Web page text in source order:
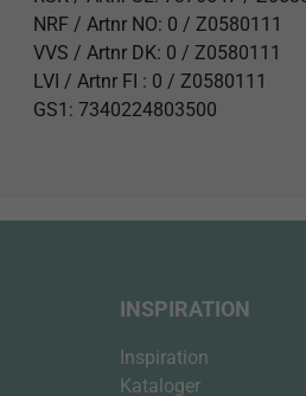
NRF / Artnr NO: 0 / Z0580111
VVS / Artnr DK: 0 / Z0580111
LVI / Artnr FI : 0 / Z0580111
GS1: 7340224803500
INSPIRATION
Inspiration
Kataloger